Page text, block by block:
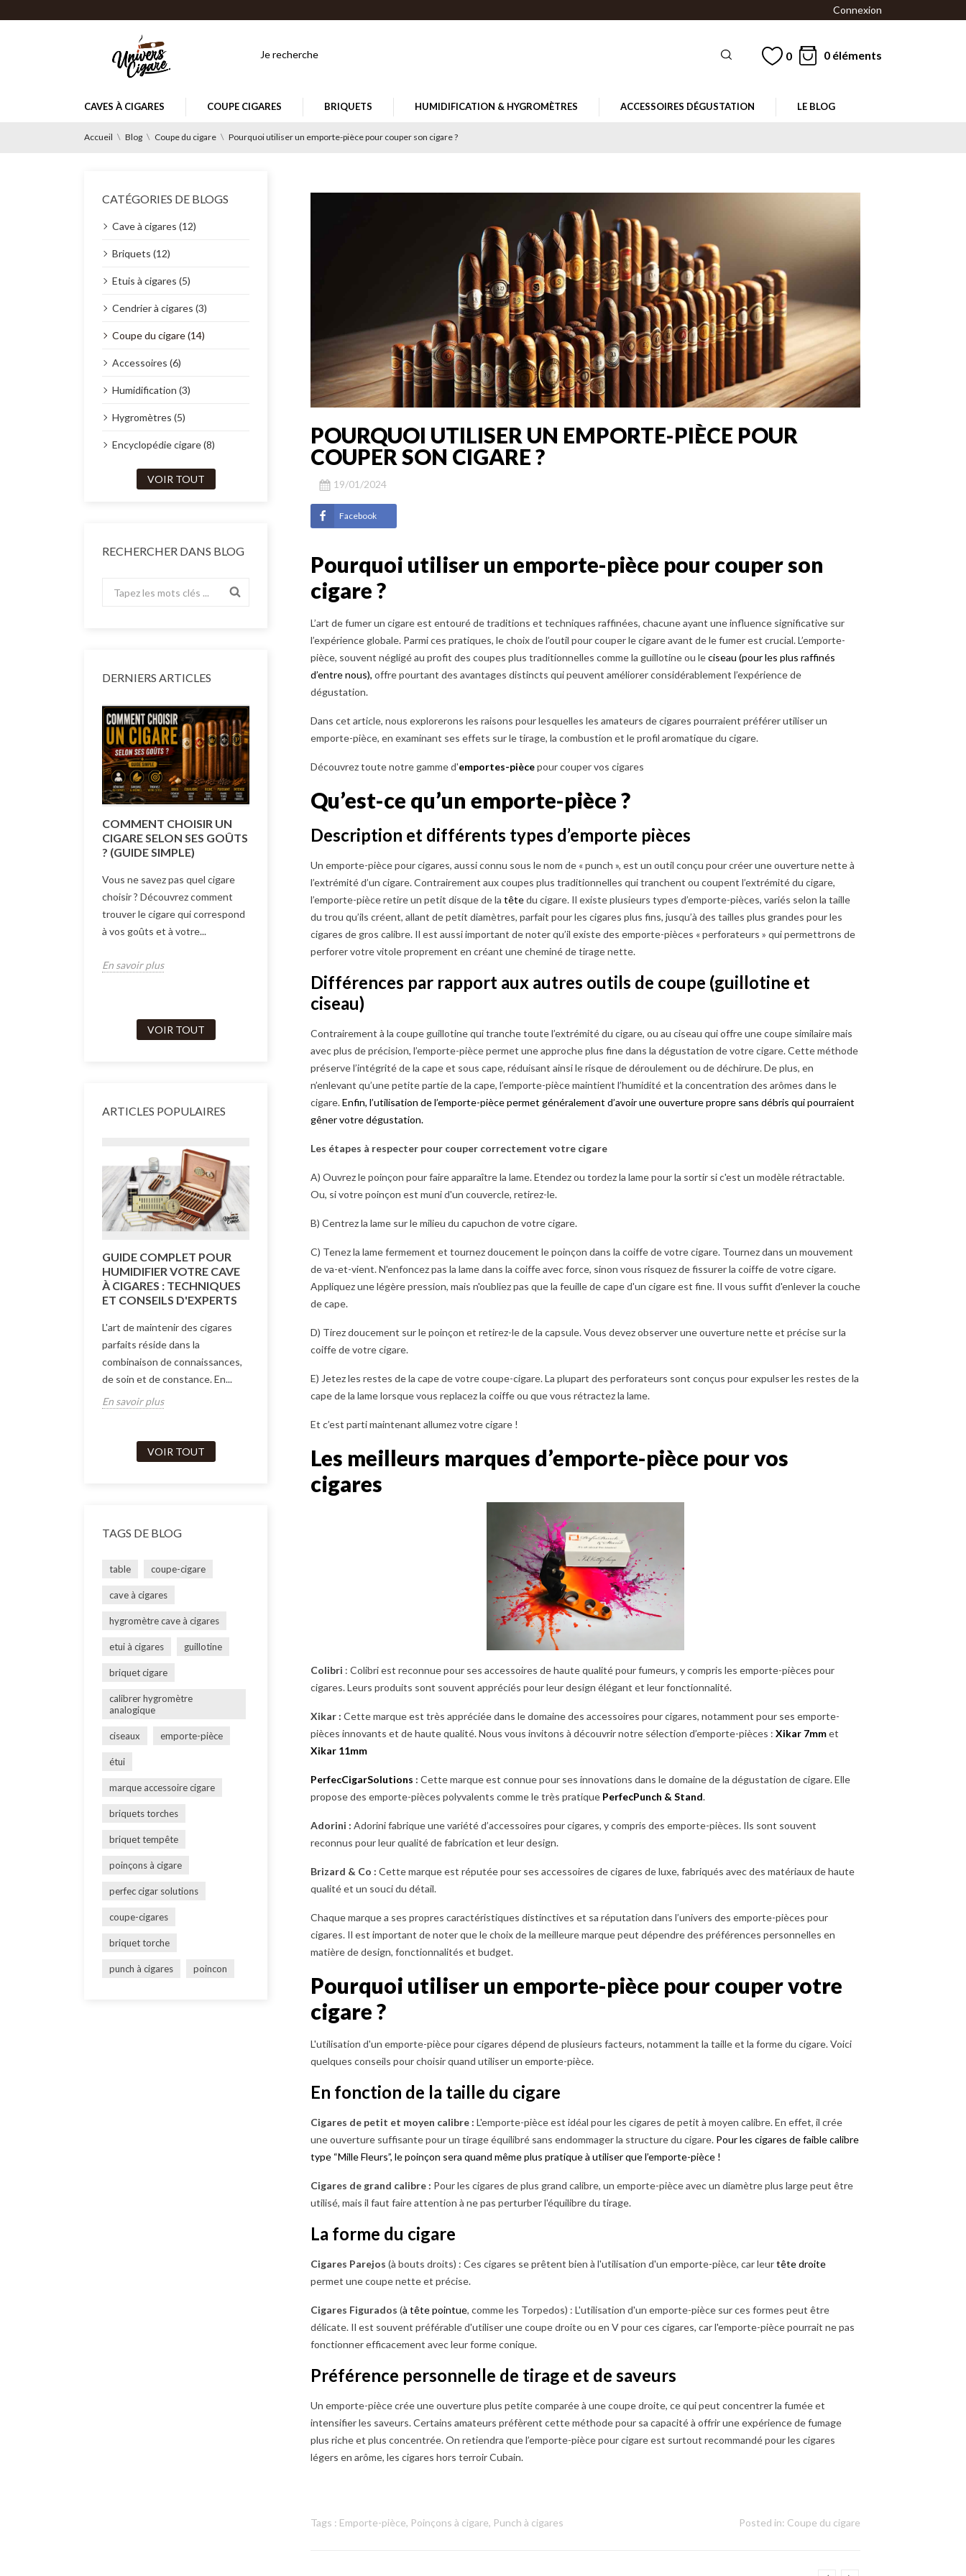
Connexion
0 0 éléments
CAVES À CIGARES COUPE CIGARES BRIQUETS HUMIDIFICATION & HYGROMÈTRES ACCESSOIRES DÉGUSTATION LE BLOG
Accueil Blog Coupe du cigare Pourquoi utiliser un emporte-pièce pour couper son cigare ?
CATÉGORIES DE BLOGS
Cave à cigares (12)
Briquets (12)
Etuis à cigares (5)
Cendrier à cigares (3)
Coupe du cigare (14)
Accessoires (6)
Humidification (3)
Hygromètres (5)
Encyclopédie cigare (8)
VOIR TOUT
RECHERCHER DANS BLOG
DERNIERS ARTICLES
COMMENT CHOISIR UN
CIGARE SELON SES GOÛTS
? (GUIDE SIMPLE)
Vous ne savez pas quel cigare
choisir ? Découvrez comment
trouver le cigare qui correspond
à vos goûts et à votre...
En savoir plus
TAILLE DE SON CIGARE ?
Quelle taille de cigare choisir ?
Découvrez les principaux
formats et trouvez celui qui
correspond le mieux à vos...
CIGARE CUBAIN ET NON
?
Cigare cubain ou non cubain ?
Découvrez les différences de
goût, de puissance et de prix
pour choisir le cigare qui...
En savoir plus
EN FRANCE ? (GUIDE
Où acheter des cigares en
France ? Découvrez les
meilleures options pour trouver
des cigares de qualité.
Comment savoir si un cigare est
encore bon ? Découvrez les
signes simples pour vérifier sa
qualité.
VOIR TOUT
ARTICLES POPULAIRES
GUIDE COMPLET POUR
HUMIDIFIER VOTRE CAVE
À CIGARES : TECHNIQUES
ET CONSEILS D'EXPERTS
L'art de maintenir des cigares
parfaits réside dans la
combinaison de connaissances,
de soin et de constance. En...
En savoir plus
COMMENT CHOISIR SA
CAVE À CIGARES ?
Trouvez votre écrin idéal pour
cigares. Notre dernier article
explore les critères...
En savoir plus
QUEL TYPE DE COUPE-
CIGARE CHOISIR ?
droite, coupe en V et
En savoir plus
LES CRITÈRES POUR
CHOISIR LE MEILLEUR
BRIQUET TORCHE
idéal pour votre expérience de
En savoir plus
POURQUOI UTILISER UN
EMPORTE-PIÈCE POUR
COUPER SON CIGARE ?
avantages d'utiliser un emporte-
VOIR TOUT
TAGS DE BLOG
table coupe-cigare
cave à cigares
hygromètre cave à cigares
etui à cigares guillotine
briquet cigare
calibrer hygromètre
analogique
ciseaux emporte-pièce
étui
marque accessoire cigare
briquets torches
briquet tempête
poinçons à cigare
perfec cigar solutions
coupe-cigares
briquet torche
punch à cigares poincon
POURQUOI UTILISER UN EMPORTE-PIÈCE POUR
COUPER SON CIGARE ?
19/01/2024
Facebook
Pourquoi utiliser un emporte-pièce pour couper son
cigare ?
L’art de fumer un cigare est entouré de traditions et techniques raffinées, chacune ayant une influence significative sur
l’expérience globale. Parmi ces pratiques, le choix de l’outil pour couper le cigare avant de le fumer est crucial. L’emporte-
pièce, souvent négligé au profit des coupes plus traditionnelles comme la guillotine ou leciseau (pour les plus raffinés
d’entre nous), offre pourtant des avantages distincts qui peuvent améliorer considérablement l’expérience de
dégustation.
Dans cet article, nous explorerons les raisons pour lesquelles les amateurs de cigares pourraient préférer utiliser un
emporte-pièce, en examinant ses effets sur le tirage, la combustion et le profil aromatique du cigare.
Découvrez toute notre gamme d'emportes-piècepour couper vos cigares
Qu’est-ce qu’un emporte-pièce ?
Description et différents types d’emporte pièces
Un emporte-pièce pour cigares, aussi connu sous le nom de « punch », est un outil conçu pour créer une ouverture nette à
l’extrémité d’un cigare. Contrairement aux coupes plus traditionnelles qui tranchent ou coupent l’extrémité du cigare,
l’emporte-pièce retire un petit disque de la têtedu cigare. Il existe plusieurs types d’emporte-pièces, variés selon la taille
du trou qu’ils créent, allant de petit diamètres, parfait pour les cigares plus fins, jusqu’à des tailles plus grandes pour les
cigares de gros calibre. Il est aussi important de noter qu’il existe des emporte-pièces « perforateurs » qui permettrons de
perforer votre vitole proprement en créant une cheminé de tirage nette.
Différences par rapport aux autres outils de coupe (guillotine et
ciseau)
Contrairement à la coupe guillotine qui tranche toute l’extrémité du cigare, ou au ciseau qui offre une coupe similaire mais
avec plus de précision, l’emporte-pièce permet une approche plus fine dans la dégustation de votre cigare. Cette méthode
préserve l’intégrité de la cape et sous cape, réduisant ainsi le risque de déroulement ou de déchirure. De plus, en
n’enlevant qu’une petite partie de la cape, l’emporte-pièce maintient l’humidité et la concentration des arômes dans le
cigare.Enfin, l’utilisation de l’emporte-pièce permet généralement d’avoir une ouverture propre sans débris qui pourraient
gêner votre dégustation.
Les étapes à respecter pour couper correctement votre cigare
A) Ouvrez le poinçon pour faire apparaître la lame. Etendez ou tordez la lame pour la sortir si c'est un modèle rétractable.
Ou, si votre poinçon est muni d'un couvercle, retirez-le.
B) Centrez la lame sur le milieu du capuchon de votre cigare.
C) Tenez la lame fermement et tournez doucement le poinçon dans la coiffe de votre cigare. Tournez dans un mouvement
de va-et-vient. N'enfoncez pas la lame dans la coiffe avec force, sinon vous risquez de fissurer la coiffe de votre cigare.
Appliquez une légère pression, mais n'oubliez pas que la feuille de cape d'un cigare est fine. Il vous suffit d'enlever la couche
de cape.
D) Tirez doucement sur le poinçon et retirez-le de la capsule. Vous devez observer une ouverture nette et précise sur la
coiffe de votre cigare.
E) Jetez les restes de la cape de votre coupe-cigare. La plupart des perforateurs sont conçus pour expulser les restes de la
cape de la lame lorsque vous replacez la coiffe ou que vous rétractez la lame.
Et c’est parti maintenant allumez votre cigare !
Les meilleurs marques d’emporte-pièce pour vos
cigares
Colibri : Colibri est reconnue pour ses accessoires de haute qualité pour fumeurs, y compris les emporte-pièces pour
cigares. Leurs produits sont souvent appréciés pour leur design élégant et leur fonctionnalité.
Xikar : Cette marque est très appréciée dans le domaine des accessoires pour cigares, notamment pour ses emporte-
pièces innovants et de haute qualité. Nous vous invitons à découvrir notre sélection d’emporte-pièces : Xikar 7mmet
Xikar 11mm
PerfecCigarSolutions : Cette marque est connue pour ses innovations dans le domaine de la dégustation de cigare. Elle
propose des emporte-pièces polyvalents comme le très pratique PerfecPunch & Stand.
Adorini : Adorini fabrique une variété d’accessoires pour cigares, y compris des emporte-pièces. Ils sont souvent
reconnus pour leur qualité de fabrication et leur design.
Brizard & Co : Cette marque est réputée pour ses accessoires de cigares de luxe, fabriqués avec des matériaux de haute
qualité et un souci du détail.
Chaque marque a ses propres caractéristiques distinctives et sa réputation dans l’univers des emporte-pièces pour
cigares. Il est important de noter que le choix de la meilleure marque peut dépendre des préférences personnelles en
matière de design, fonctionnalités et budget.
Pourquoi utiliser un emporte-pièce pour couper votre
cigare ?
L'utilisation d'un emporte-pièce pour cigares dépend de plusieurs facteurs, notamment la taille et la forme du cigare. Voici
quelques conseils pour choisir quand utiliser un emporte-pièce.
En fonction de la taille du cigare
Cigares de petit et moyen calibre : L'emporte-pièce est idéal pour les cigares de petit à moyen calibre. En effet, il crée
une ouverture suffisante pour un tirage équilibré sans endommager la structure du cigare. Pour les cigares de faible calibre
type “Mille Fleurs”, le poinçon sera quand même plus pratique à utiliser que l’emporte-pièce !
Cigares de grand calibre : Pour les cigares de plus grand calibre, un emporte-pièce avec un diamètre plus large peut être
utilisé, mais il faut faire attention à ne pas perturber l'équilibre du tirage.
La forme du cigare
Cigares Parejos (à bouts droits) : Ces cigares se prêtent bien à l'utilisation d'un emporte-pièce, car leurtête droite
permet une coupe nette et précise.
Cigares Figurados (à tête pointue, comme les Torpedos) : L'utilisation d'un emporte-pièce sur ces formes peut être
délicate. Il est souvent préférable d'utiliser une coupe droite ou en V pour ces cigares, car l'emporte-pièce pourrait ne pas
fonctionner efficacement avec leur forme conique.
Préférence personnelle de tirage et de saveurs
Un emporte-pièce crée une ouverture plus petite comparée à une coupe droite, ce qui peut concentrer la fumée et
intensifier les saveurs. Certains amateurs préfèrent cette méthode pour sa capacité à offrir une expérience de fumage
plus riche et plus concentrée. On retiendra que l’emporte-pièce pour cigare est surtout recommandé pour les cigares
légers en arôme, les cigares hors terroir Cubain.
Tags : Emporte-pièce, Poinçons à cigare, Punch à cigares Posted in: Coupe du cigare